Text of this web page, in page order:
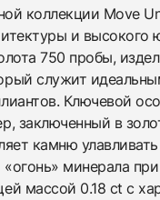
коллекции Move
и высокого
750 пробы,
служит
Ключевой
заключенный в
камню
минерала
массой 0.18 ct с